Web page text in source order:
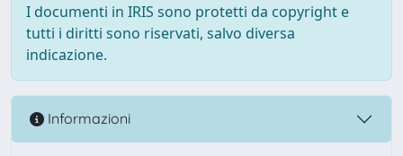
I documenti in IRIS sono protetti da copyright e
tutti i diritti sono riservati, salvo diversa
indicazione.
Informazioni